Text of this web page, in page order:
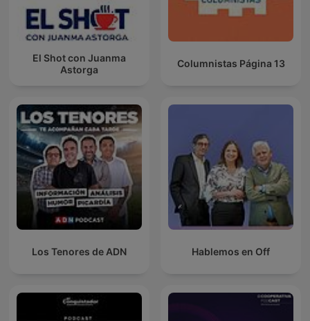
El Shot con Juanma
Astorga
Columnistas Página 13
Los Tenores de ADN Hablemos en Off